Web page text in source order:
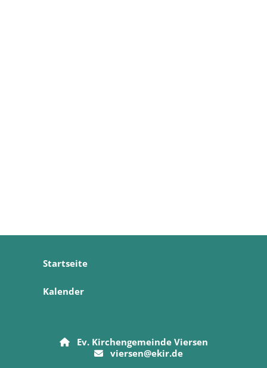
Startseite
Kalender
Ev. Kirchengemeinde Viersen
viersen@ekir.de